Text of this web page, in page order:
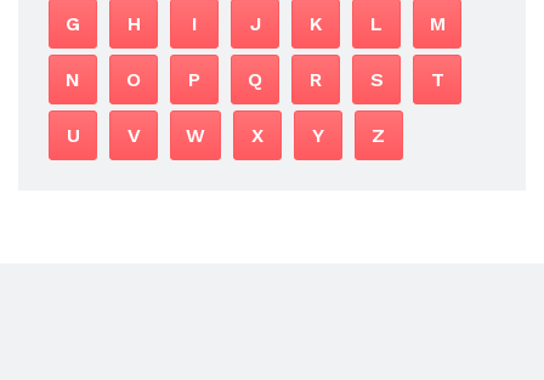
G H I J K L M
N O P Q R S T
U V W X Y Z